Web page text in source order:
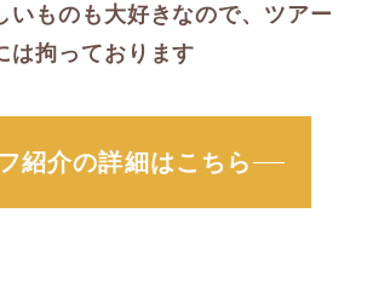
いものも大好きなので、ツアー
は拘っております
紹介の詳細はこちら